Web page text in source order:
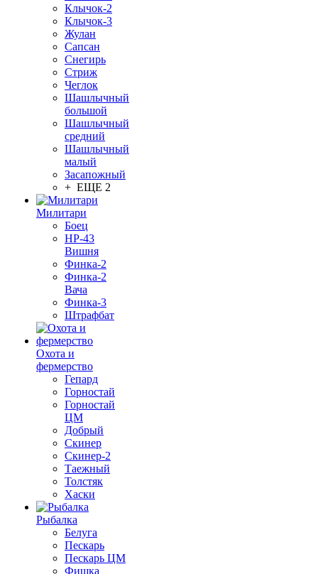
Клычок-2
Клычок-3
Жулан
Сапсан
Снегирь
Стриж
Чеглок
Шашлычный
большой
Шашлычный
средний
Шашлычный
малый
Засапожный
+ ЕЩЕ 2
Милитари
Боец
НР-43
Вишня
Финка-2
Финка-2
Вача
Финка-3
Штрафбат
Охота и
фермерство
Гепард
Горностай
Горностай
ЦМ
Добрый
Скинер
Скинер-2
Таежный
Толстяк
Хаски
Рыбалка
Белуга
Пескарь
Пескарь ЦМ
Фишка